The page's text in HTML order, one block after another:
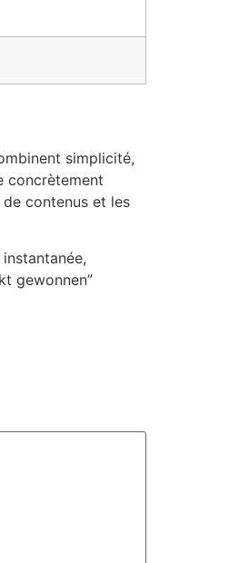
simplicité,
concrètement
contenus et les
gewonnen”